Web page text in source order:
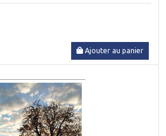
Ajouter au panier